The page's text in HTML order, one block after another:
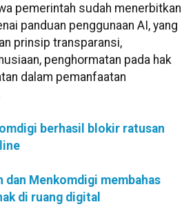
pemerintah sudah menerbitkan
panduan penggunaan AI, yang
prinsip transparansi,
penghormatan pada hak
dalam pemanfaatan
berhasil blokir ratusan
dan Menkomdigi membahas
di ruang digital